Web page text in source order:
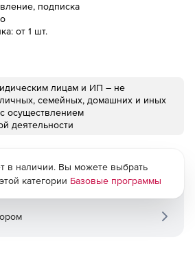
подписка
от 1 шт.
лицам и ИП – не
семейных, домашних и иных
осуществлением
деятельности
в наличии. Вы можете выбрать
категории Базовые программы